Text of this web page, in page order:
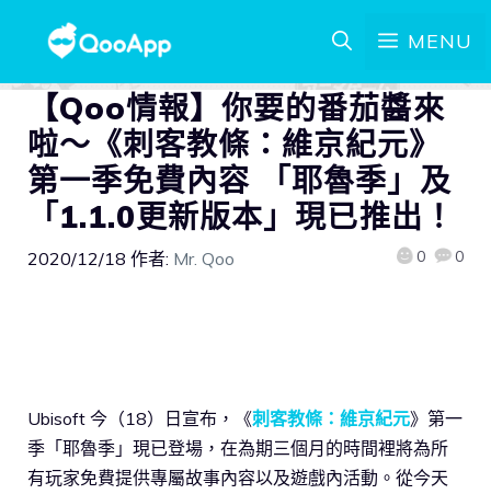
MENU
【Qoo情報】你要的番茄醬來
啦～《刺客教條：維京紀元》
第一季免費內容 「耶魯季」及
「1.1.0更新版本」現已推出！
2020/12/18 作者: Mr. Qoo 0 0
Ubisoft 今（18）日宣布，《刺客教條：維京紀元》第一
季「耶魯季」現已登場，在為期三個月的時間裡將為所
有玩家免費提供專屬故事內容以及遊戲內活動。從今天